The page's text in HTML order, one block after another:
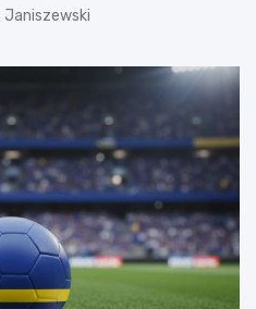
Janiszewski